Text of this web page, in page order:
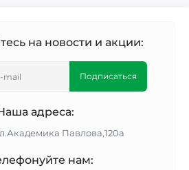
на новости и акции:
Подписаться
адреса:
Павлова,120а
нам: